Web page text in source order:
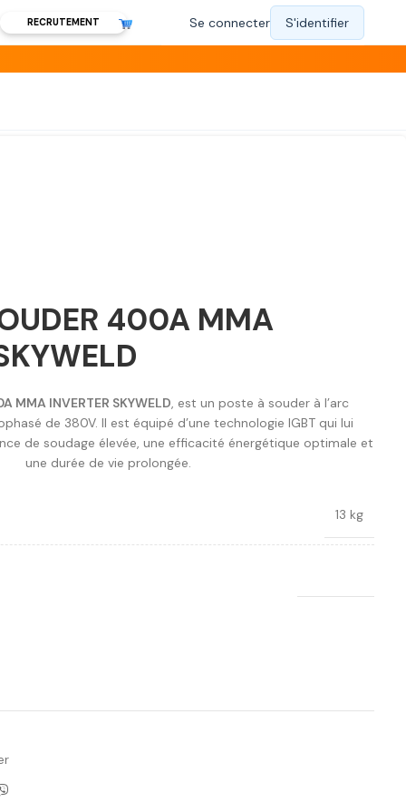
RECRUTEMENT
400A MMA
MMA INVERTER SKYWELD, est un poste à souder à l’arc
de 380V. Il est équipé d’une technologie IGBT qui lui
de soudage élevée, une efficacité énergétique optimale et
une durée de vie prolongée.
13 kg